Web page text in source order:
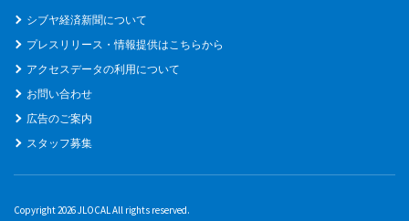
シブヤ経済新聞について
プレスリリース・情報提供はこちらから
アクセスデータの利用について
お問い合わせ
広告のご案内
スタッフ募集
Copyright 2026 JLOCAL All rights reserved.